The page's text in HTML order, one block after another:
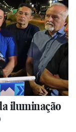
iluminação